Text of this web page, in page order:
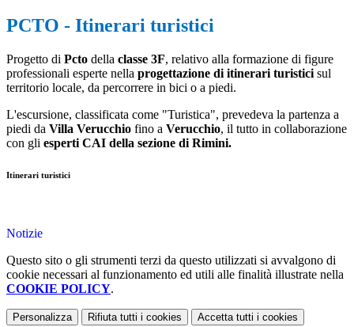
PCTO - Itinerari turistici
Progetto di Pcto della classe 3F, relativo alla formazione di figure
professionali esperte nella progettazione di itinerari turistici sul
territorio locale, da percorrere in bici o a piedi.
L'escursione, classificata come "Turistica", prevedeva la partenza a
piedi da Villa Verucchio fino a Verucchio, il tutto in collaborazione
con gli esperti CAI della sezione di Rimini.
Itinerari turistici
Notizie
Questo sito o gli strumenti terzi da questo utilizzati si avvalgono di
cookie necessari al funzionamento ed utili alle finalità illustrate nella
COOKIE POLICY.
Personalizza Rifiuta tutti i cookies Accetta tutti i cookies